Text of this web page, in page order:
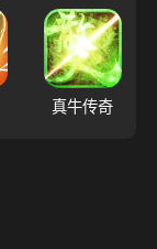
真牛传奇